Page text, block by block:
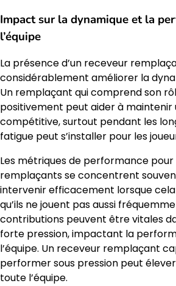
Impact sur la dynamique et la
l’équipe
La présence d’un receveur
considérablement améliorer la
Un remplaçant qui comprend son
positivement peut aider à
compétitive, surtout pendant les
fatigue peut s’installer pour les
Les métriques de performance
remplaçants se concentrent
intervenir efficacement lorsque cela
qu’ils ne jouent pas aussi
contributions peuvent être vitales
forte pression, impactant la
l’équipe. Un receveur remplaçant
performer sous pression peut
toute l’équipe.